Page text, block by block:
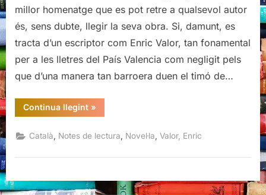
millor homenatge que es pot retre a qualsevol autor
és, sens dubte, llegir la seva obra. Si, damunt, es
tracta d’un escriptor com Enric Valor, tan fonamental
per a les lletres del País Valencia com negligit pels
que d’una manera tan barroera duen el timó de…
Continua llegint“La
idea
l’emigrant,
Enric
»
Català Notes de lectura Novel·la ,Valor, Enric